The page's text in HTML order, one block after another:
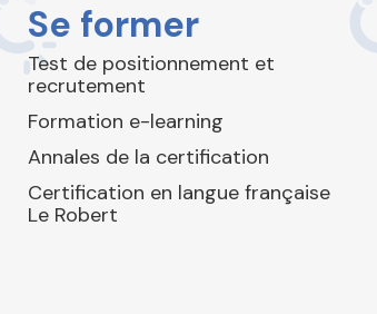
Se former
Test de positionnement et
recrutement
Formation e-learning
Annales de la certification
Certification en langue française
Le Robert